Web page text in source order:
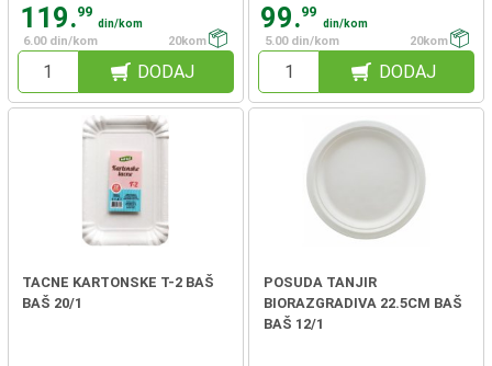
119.99
din/kom
6.00 din/kom
20kom
DODAJ
99.99
din/kom
5.00 din/kom
20kom
DODAJ
TACNE KARTONSKE T-2 BAŠ
BAŠ 20/1
POSUDA TANJIR
BIORAZGRADIVA 22.5CM BAŠ
BAŠ 12/1